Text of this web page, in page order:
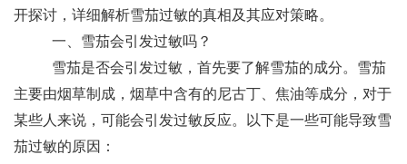
开探讨，详细解析雪茄过敏的真相及其应对策略。
一、雪茄会引发过敏吗？
雪茄是否会引发过敏，首先要了解雪茄的成分。雪茄
主要由烟草制成，烟草中含有的尼古丁、焦油等成分，对于
某些人来说，可能会引发过敏反应。以下是一些可能导致雪
茄过敏的原因：